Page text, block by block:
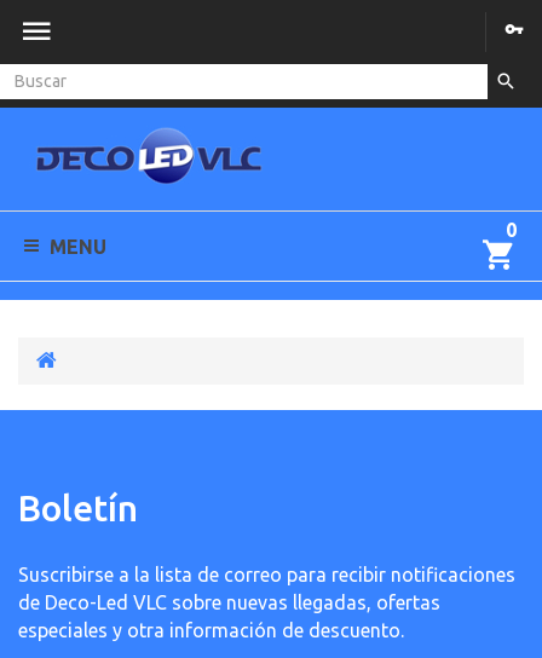
0
MENU
Boletín
Suscribirse a la lista de correo para recibir notificaciones
de Deco-Led VLC sobre nuevas llegadas, ofertas
especiales y otra información de descuento.